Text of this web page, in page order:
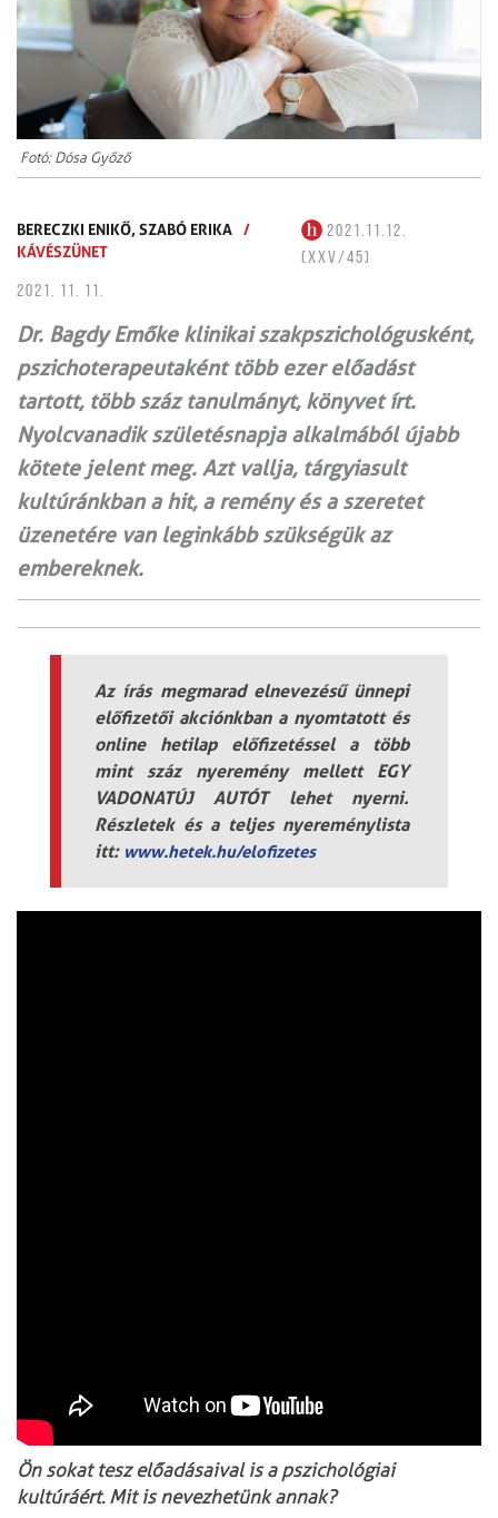
​ Fotó: Dósa Győző ​
BERECZKI ENIKŐ,SZABÓ ERIKA /
KÁVÉSZÜNET
2021.11.12.
(XXV/45)
2021. 11. 11.
Dr. Bagdy Emőke klinikai szakpszichológusként,
pszichoterapeutaként több ezer előadást
tartott, több száz tanulmányt, könyvet írt.
Nyolcvanadik születésnapja alkalmából újabb
kötete jelent meg. Azt vallja, tárgyiasult
kultúránkban a hit, a remény és a szeretet
üzenetére van leginkább szükségük az
embereknek.
Az írás megmarad elnevezésű ünnepi
előfizetői akciónkban a nyomtatott és
online hetilap előfizetéssel a több
mint száz nyeremény mellett EGY
VADONATÚJ AUTÓT lehet nyerni.
Részletek és a teljes nyereménylista
itt: www.hetek.hu/elofizetes
Ön sokat tesz előadásaival is a pszichológiai
kultúráért. Mit is nevezhetünk annak?